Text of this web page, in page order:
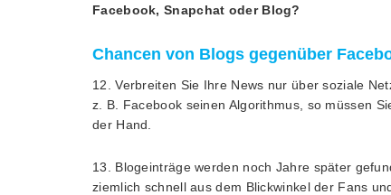
Facebook, Snapchat oder Blog?
Chancen von Blogs gegenüber
12. Verbreiten Sie Ihre News nur über soziale
z. B. Facebook seinen Algorithmus, so müssen
der Hand.
13. Blogeinträge werden noch Jahre später
ziemlich schnell aus dem Blickwinkel der Fans